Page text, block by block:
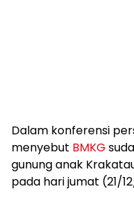
Dalam konferensi
menyebut BMKG
gunung anak
pada hari jumat (21/